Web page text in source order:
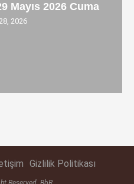
Mayıs 2026 Cuma
2026
Gizlilik Politikası